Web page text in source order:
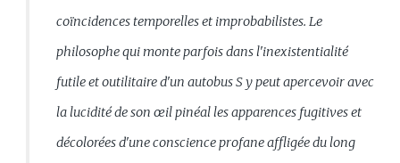
coïncidences temporelles et improbabilistes. Le
philosophe qui monte parfois dans l'inexistentialité
futile et outilitaire d'un autobus S y peut apercevoir avec
la lucidité de son œil pinéal les apparences fugitives et
décolorées d'une conscience profane affligée du long